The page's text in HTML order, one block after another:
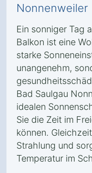
Nonnenweiler
Ein sonniger Tag
Balkon ist eine
starke
unangenehm,
Bad Saulgau
idealen
Sie die Zeit im
können.
Strahlung und
Temperatur im